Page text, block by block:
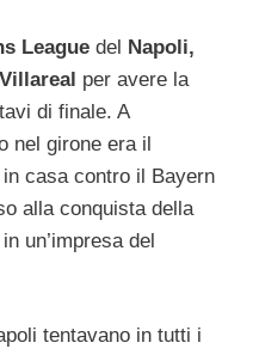
League del Napoli,
Villareal per avere la
di finale. A
nel girone era il
casa contro il Bayern
alla conquista della
un’impresa del
tentavano in tutti i